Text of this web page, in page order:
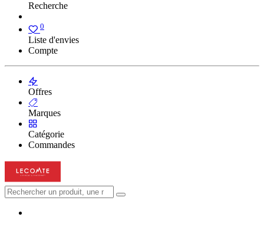
Recherche
0
Liste d'envies
Compte
Offres
Marques
Catégorie
Commandes